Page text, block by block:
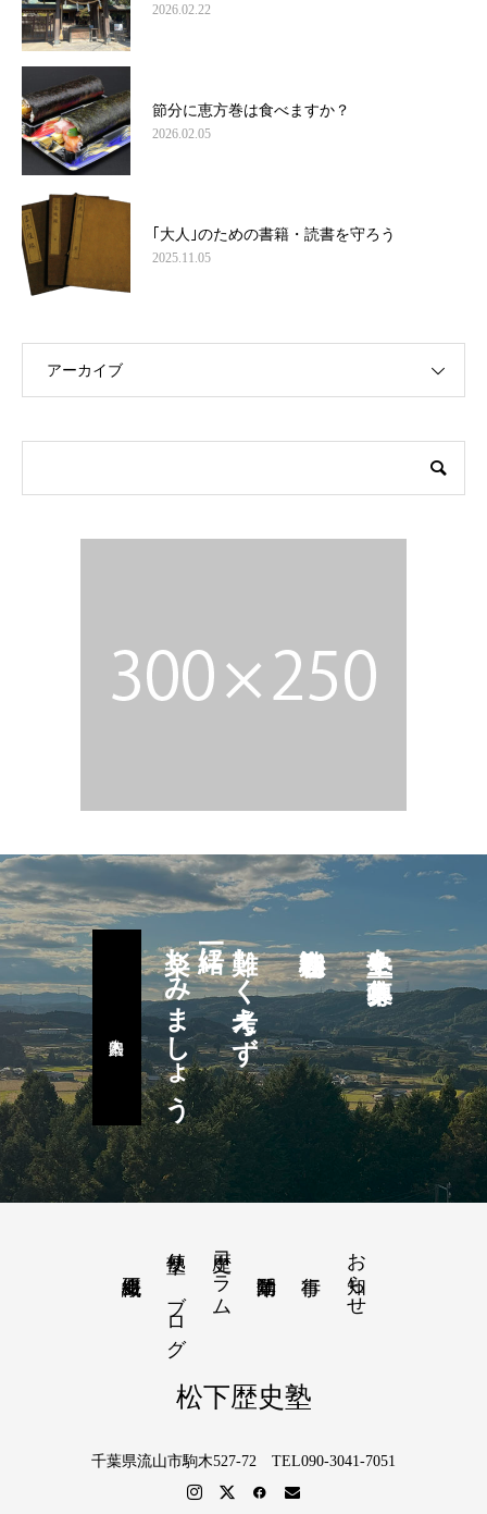
2026.02.22
節分に恵方巻は食べますか？
2026.02.05
｢大人｣のための書籍・読書を守ろう
2025.11.05
アーカイブ
塾生を募集中
難しく考えず
一緒に
楽しみましょう
お知らせ
歴史コラム
塾便り－ブログ
松下歴史塾
千葉県流山市駒木527-72 TEL090-3041-7051